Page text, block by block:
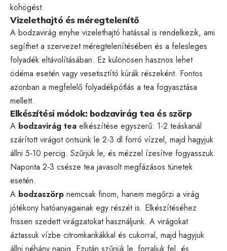
köhögést.
Vizelethajtó és méregtelenítő
A bodzavirág enyhe vizelethajtó hatással is rendelkezik, ami
segíthet a szervezet méregtelenítésében és a felesleges
folyadék eltávolításában. Ez különösen hasznos lehet
ödéma esetén vagy vesetisztító kúrák részeként. Fontos
azonban a megfelelő folyadékpótlás a tea fogyasztása
mellett.
Elkészítési módok: bodzavirág tea és szörp
A bodzavirág tea elkészítése egyszerű: 1-2 teáskanál
szárított virágot öntsünk le 2-3 dl forró vízzel, majd hagyjuk
állni 5-10 percig. Szűrjük le, és mézzel ízesítve fogyasszuk.
Naponta 2-3 csésze tea javasolt megfázásos tünetek
esetén.
A bodzaszörp nemcsak finom, hanem megőrzi a virág
jótékony hatóanyagainak egy részét is. Elkészítéséhez
frissen szedett virágzatokat használjunk. A virágokat
áztassuk vízbe citromkarikákkal és cukorral, majd hagyjuk
állni néhány napig. Ezután szűrjük le, forraljuk fel, és